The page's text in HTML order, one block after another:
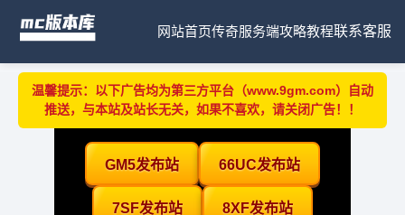
网站首页传奇服务端攻略教程联系客服
温馨提示：以下广告均为第三方平台（www.9gm.com）自动
推送，与本站及站长无关，如果不喜欢，请关闭广告！！